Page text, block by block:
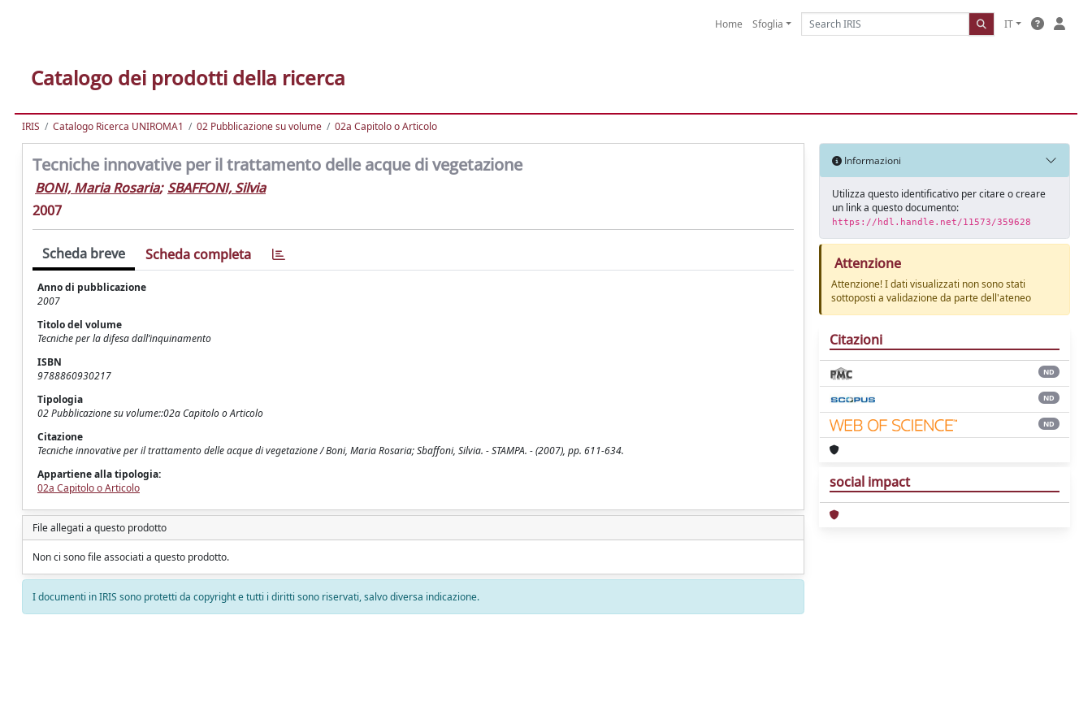
Home Sfoglia IT
Catalogo dei prodotti della ricerca
IRIS Catalogo Ricerca UNIROMA1 02 Pubblicazione su volume 02a Capitolo o Articolo
Tecniche innovative per il trattamento delle acque di vegetazione
BONI, Maria Rosaria; SBAFFONI, Silvia
2007
Scheda breve Scheda completa
Anno di pubblicazione
2007
Titolo del volume
Tecniche per la difesa dall’inquinamento
ISBN
9788860930217
Tipologia
02 Pubblicazione su volume::02a Capitolo o Articolo
Citazione
Tecniche innovative per il trattamento delle acque di vegetazione / Boni, Maria Rosaria; Sbaffoni, Silvia. - STAMPA. - (2007), pp. 611-634.
Appartiene alla tipologia:
02a Capitolo o Articolo
File allegati a questo prodotto
Non ci sono file associati a questo prodotto.
I documenti in IRIS sono protetti da copyright e tutti i diritti sono riservati, salvo diversa indicazione.
Informazioni
Utilizza questo identificativo per citare o creare
un link a questo documento:
https://hdl.handle.net/11573/359628
Attenzione
Attenzione! I dati visualizzati non sono stati
sottoposti a validazione da parte dell'ateneo
Citazioni
ND
ND
ND
social impact